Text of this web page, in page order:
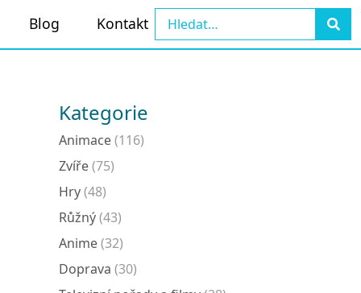
Blog Kontakt
Kategorie
Animace(116)
Zvíře(75)
Hry(48)
Růžný(43)
Anime(32)
Doprava (30)